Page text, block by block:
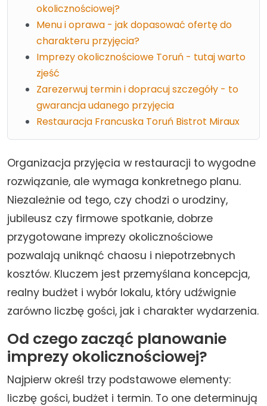
okolicznościowej?
Menu i oprawa - jak dopasować ofertę do
charakteru przyjęcia?
Imprezy okolicznościowe Toruń - tutaj warto
zjeść
Zarezerwuj termin i dopracuj szczegóły - to
gwarancja udanego przyjęcia
Restauracja Francuska Toruń Bistrot Miraux
Organizacja przyjęcia w restauracji to wygodne
rozwiązanie, ale wymaga konkretnego planu.
Niezależnie od tego, czy chodzi o urodziny,
jubileusz czy firmowe spotkanie, dobrze
przygotowane imprezy okolicznościowe
pozwalają uniknąć chaosu i niepotrzebnych
kosztów. Kluczem jest przemyślana koncepcja,
realny budżet i wybór lokalu, który udźwignie
zarówno liczbę gości, jak i charakter wydarzenia.
Od czego zacząć planowanie
imprezy okolicznościowej?
Najpierw określ trzy podstawowe elementy:
liczbę gości, budżet i termin. To one determinują